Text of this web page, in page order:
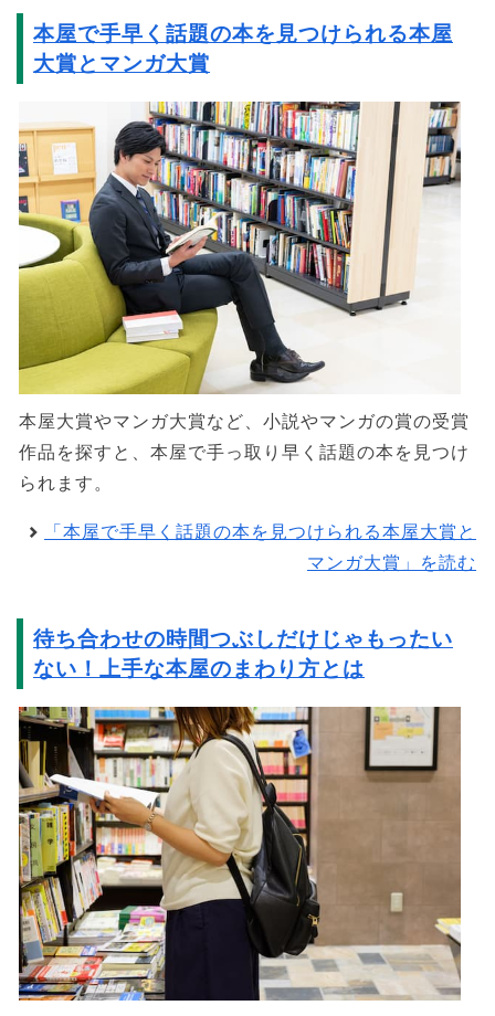
本屋で手早く話題の本を見つけられる本屋
大賞とマンガ大賞
本屋大賞やマンガ大賞など、小説やマンガの賞の受賞
作品を探すと、本屋で手っ取り早く話題の本を見つけ
られます。
「本屋で手早く話題の本を見つけられる本屋大賞と
マンガ大賞」を読む
待ち合わせの時間つぶしだけじゃもったい
ない！上手な本屋のまわり方とは